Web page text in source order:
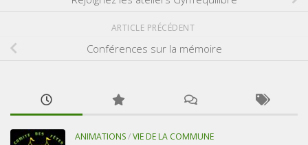
ARTICLE PRÉCÉDENT
Conférences sur la mémoire
ANIMATIONS/VIE DE LA COMMUNE